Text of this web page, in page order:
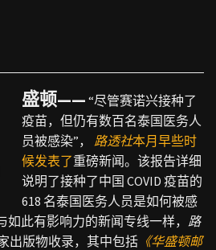
盛顿—— “尽管赛诺兴接种了
疫苗，但仍有数百名泰国医务人
员被感染”，路透社本月早些时
候发表了重磅新闻。该报告详细
说明了接种了中国 COVID 疫苗的
618 名泰国医务人员是如何被感
如此有影响力的新闻专线一样， 路
出版物收录，其中包括 《华盛顿邮